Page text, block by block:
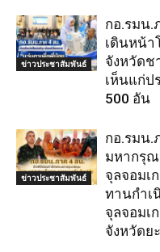
ข่าวประชาสัมพันธ์
กอ.รมน.
เดินหน้า
จังหวัดช
เห็นแก่ป
500 อัน
ข่าวประชาสัมพันธ์
กอ.รมน.
มหากรุ
จุลจอมเ
ทานกำเ
จุลจอมเ
จังหวัดย